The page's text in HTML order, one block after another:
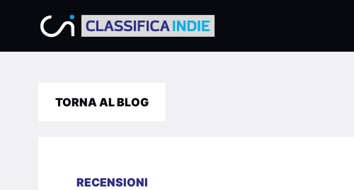
TORNA AL BLOG
RECENSIONI